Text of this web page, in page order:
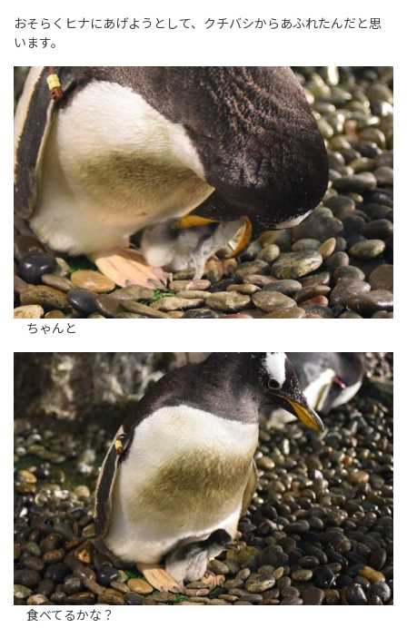
おそらくヒナにあげようとして、クチバシからあふれたんだと思
います。
ちゃんと
食べてるかな？